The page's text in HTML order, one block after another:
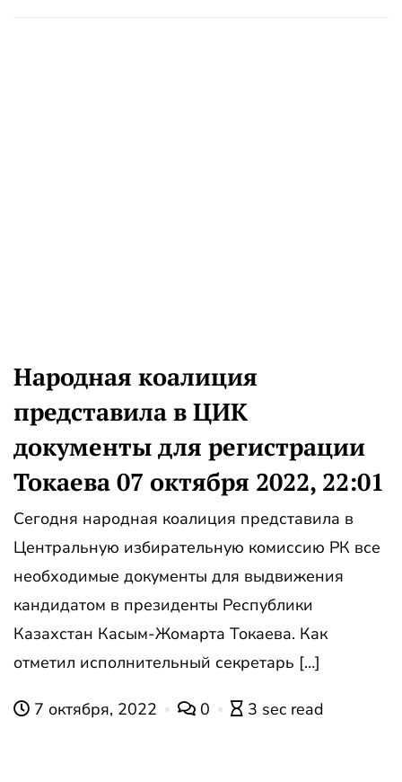
Народная коалиция
представила в ЦИК
документы для регистрации
Токаева 07 октября 2022, 22:01
Сегодня народная коалиция представила в
Центральную избирательную комиссию РК все
необходимые документы для выдвижения
кандидатом в президенты Республики
Казахстан Касым-Жомарта Токаева. Как
отметил исполнительный секретарь […]
7 октября, 2022 0 3 sec read